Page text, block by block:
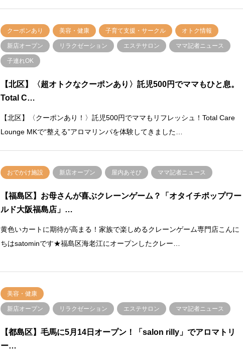
クーポンあり 美容・健康 子育て支援・サークル オトク情報
新店オープン リラクゼーション エステサロン ママ記者ニュース
子連れOK
【北区】〈超オトクなクーポンあり〉託児500円でママもひと息。
Total C…
【北区】〈クーポンあり！〉託児500円でママもリフレッシュ！Total Care
Lounge MKで“整える”アロマリンパを体験してきました…
おでかけ施設 新店オープン 屋内あそび ママ記者ニュース
【福島区】お母さんが喜ぶクレーンゲーム？「オタイチポップワー
ルド大阪福島店」…
黄色いカートに期待が高まる！家族で楽しめるクレーンゲーム専門店こんに
ちはsatominです★福島区海老江にオープンしたクレー…
美容・健康
新店オープン リラクゼーション エステサロン ママ記者ニュース
【都島区】毛馬に5月14日オープン！「salon rilly」でアロマトリ
ー…